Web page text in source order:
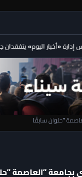
اليوم» يتفقدان جناح
“حلوان سابقًا
بجامعة “العاصمة